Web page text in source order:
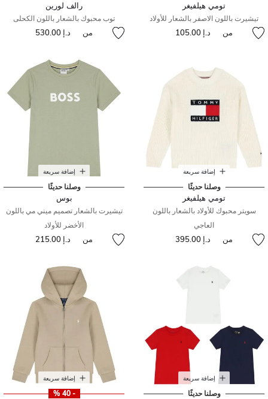
تومي هيلفيغر
تيشيرت باللون الاصفر بالشعار للأولاد
من د.إ 105.00
رالف لورين
توب محبوك بالشعار باللون الكحلى
من د.إ 530.00
إضافة سريعة
وصلنا حديثًا
تومي هيلفيغر
سويتر محبوك للأولاد بالشعار باللون
العاجي
من د.إ 395.00
إضافة سريعة
وصلنا حديثًا
بوس
تيشيرت بالشعار تصميم ميني مي باللون
الأخضر للأولاد
من د.إ 215.00
إضافة سريعة
وصلنا حديثًا
إضافة سريعة
- 40 %